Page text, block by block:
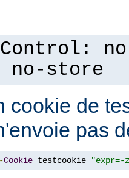
Control:
no-store
cookie de
pas
-Cookie testcookie "expr=-